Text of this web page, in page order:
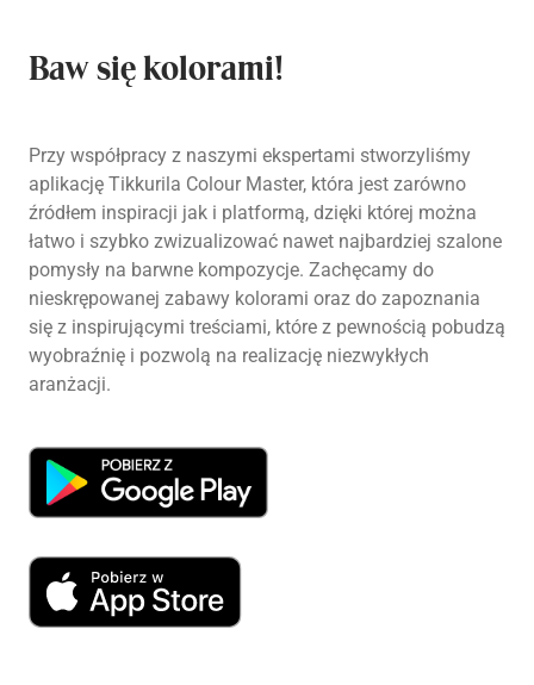
Baw się kolorami!
Przy współpracy z naszymi ekspertami stworzyliśmy
aplikację Tikkurila Colour Master, która jest zarówno
źródłem inspiracji jak i platformą, dzięki której można
łatwo i szybko zwizualizować nawet najbardziej szalone
pomysły na barwne kompozycje. Zachęcamy do
nieskrępowanej zabawy kolorami oraz do zapoznania
się z inspirującymi treściami, które z pewnością pobudzą
wyobraźnię i pozwolą na realizację niezwykłych
aranżacji.